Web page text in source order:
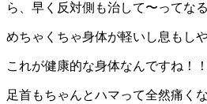
ら、早く反対側も治して〜ってなる
めちゃくちゃ身体が軽いし息もし
これが健康的な身体なんですね！！
足首もちゃんとハマって全然痛く